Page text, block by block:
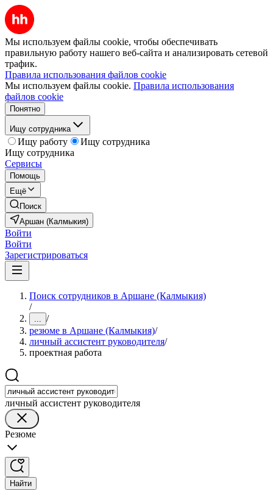
Мы используем файлы cookie, чтобы обеспечивать
правильную работу нашего веб-сайта и анализировать сетевой
трафик.
Правила использования файлов cookie
Мы используем файлы cookie. Правила использования
файлов cookie
Понятно
Ищу сотрудника
Ищу работу
Ищу сотрудника
Ищу сотрудника
Сервисы
Помощь
Ещё
Поиск
Аршан (Калмыкия)
Войти
Войти
Зарегистрироваться
Поиск сотрудников в Аршане (Калмыкия)
/
... /
резюме в Аршане (Калмыкия)/
личный ассистент руководителя/
проектная работа
личный ассистент руководителя
Резюме
Найти